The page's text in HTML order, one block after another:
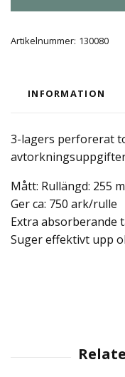
Artikelnummer: 130080
INFORMATION
3-lagers perforerat
Mått: Rullängd: 255
Ger ca: 750 ark/rulle
Extra absorberande
Suger effektivt upp